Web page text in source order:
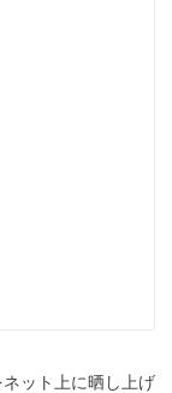
ット上に晒し上げ